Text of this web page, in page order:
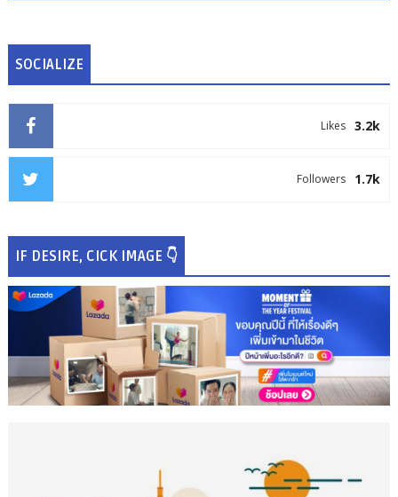
SOCIALIZE
3.2k
Likes
1.7k
Followers
IF DESIRE, CICK IMAGE 👇